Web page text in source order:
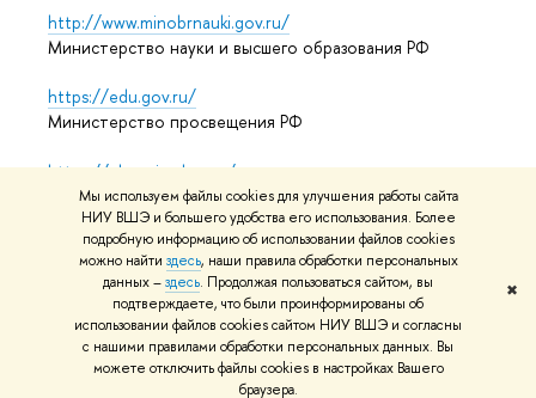
Мы используем файлы cookies для улучшения работы сайта
НИУ ВШЭ и большего удобства его использования. Более
подробную информацию об использовании файлов cookies
можно найти здесь, наши правила обработки персональных
данных –здесь. Продолжая пользоваться сайтом, вы
подтверждаете, что были проинформированы об
использовании файлов cookies сайтом НИУ ВШЭ и согласны
с нашими правилами обработки персональных данных. Вы
можете отключить файлы cookies в настройках Вашего
браузера.
✖
http://www.minobrnauki.gov.ru/
Министерство науки и высшего образования РФ
https://edu.gov.ru/
Министерство просвещения РФ
https://elearning.hse.ru/mooc
Массовые открытые онлайн-курсы
© НИУ ВШЭ 1993–2026 Адреса и контактыУсловия
использования материаловПолитика конфиденциальности
Карта сайта
Редактору